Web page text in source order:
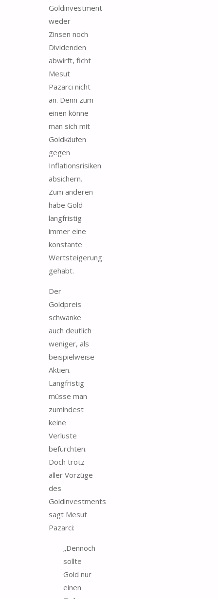
Goldinvestment
weder
Zinsen noch
Dividenden
abwirft, ficht
Mesut
Pazarci nicht
an. Denn zum
einen könne
man sich mit
Goldkäufen
gegen
Inflationsrisiken
absichern.
Zum anderen
habe Gold
langfristig
immer eine
konstante
Wertsteigerung
gehabt.
Der
Goldpreis
schwanke
auch deutlich
weniger, als
beispielweise
Aktien.
Langfristig
müsse man
zumindest
keine
Verluste
befürchten.
Doch trotz
aller Vorzüge
des
Goldinvestments
sagt Mesut
Pazarci:
„Dennoch
sollte
Gold nur
einen